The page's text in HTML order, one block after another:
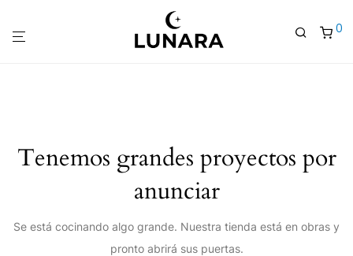
0
Tenemos grandes proyectos por
anunciar
Se está cocinando algo grande. Nuestra tienda está en obras y
pronto abrirá sus puertas.